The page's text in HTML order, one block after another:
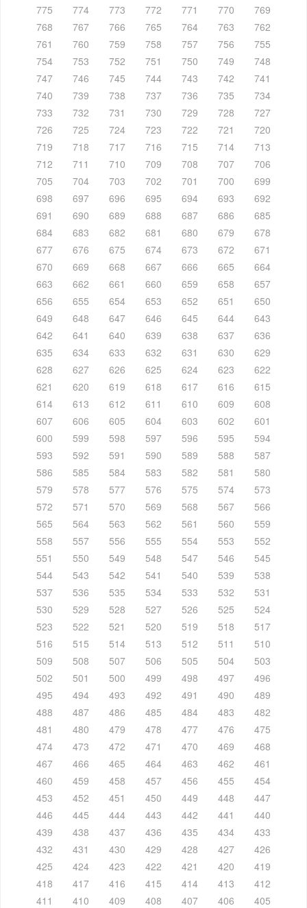
775
774 773 772 771 770
769
768
767 766 765 764 763
762
761
760 759 758 757 756
755
754
753 752 751 750 749
748
747
746 745 744 743 742
741
740
739 738 737 736 735
734
733
732 731 730 729 728
727
726
725 724 723 722 721
720
719
718 717 716 715 714
713
712
711 710 709 708 707
706
705
704 703 702 701 700
699
698
697 696 695 694 693
692
691
690 689 688 687 686
685
684
683 682 681 680 679
678
677
676 675 674 673 672
671
670
669 668 667 666 665
664
663
662 661 660 659 658
657
656
655 654 653 652 651
650
649
648 647 646 645 644
643
642
641 640 639 638 637
636
635
634 633 632 631 630
629
628
627 626 625 624 623
622
621
620 619 618 617 616
615
614
613 612 611 610 609
608
607
606 605 604 603 602
601
600
599 598 597 596 595
594
593
592 591 590 589 588
587
586
585 584 583 582 581
580
579
578 577 576 575 574
573
572
571 570 569 568 567
566
565
564 563 562 561 560
559
558
557 556 555 554 553
552
551
550 549 548 547 546
545
544
543 542 541 540 539
538
537
536 535 534 533 532
531
530
529 528 527 526 525
524
523
522 521 520 519 518
517
516
515 514 513 512 511
510
509
508 507 506 505 504
503
502
501 500 499 498 497
496
495
494 493 492 491 490
489
488
487 486 485 484 483
482
481
480 479 478 477 476
475
474
473 472 471 470 469
468
467
466 465 464 463 462
461
460
459 458 457 456 455
454
453
452 451 450 449 448
447
446
445 444 443 442 441
440
439
438 437 436 435 434
433
432
431 430 429 428 427
426
425
424 423 422 421 420
419
418
417 416 415 414 413
412
411
410 409 408 407 406
405